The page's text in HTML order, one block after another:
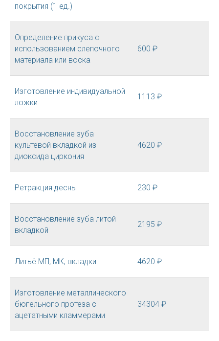
покрытия (1 ед.)
Определение прикуса с
использованием слепочного
материала или воска
600 ₽
Изготовление индивидуальной
ложки
1113 ₽
Восстановление зуба
культевой вкладкой из
диоксида циркония
4620 ₽
Ретракция десны 230 ₽
Восстановление зуба литой
вкладкой
2195 ₽
Литьё МП, МК, вкладки 4620 ₽
Изготовление металлического
бюгельного протеза с
ацетатными кламмерами
34304 ₽